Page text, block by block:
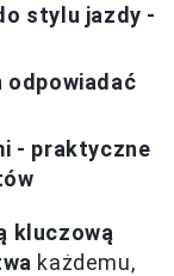
stylu jazdy -
odpowiadać
- praktyczne
kluczową
każdemu,